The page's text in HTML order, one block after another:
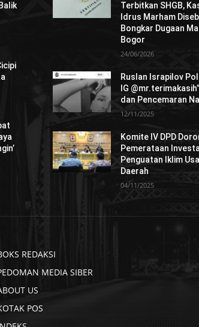
Terbitkan SHGB,
Idrus Marham
Bongkar Dugaan
Bogor
24/06/2026
Ruslan Israpilov
IG
dan Pencemaran
12/11/2025
Komite IV DPD
Pemerataan
Penguatan Iklim
Daerah
04/11/2025
REDAKSI
MEDIA SIBER
US
POS